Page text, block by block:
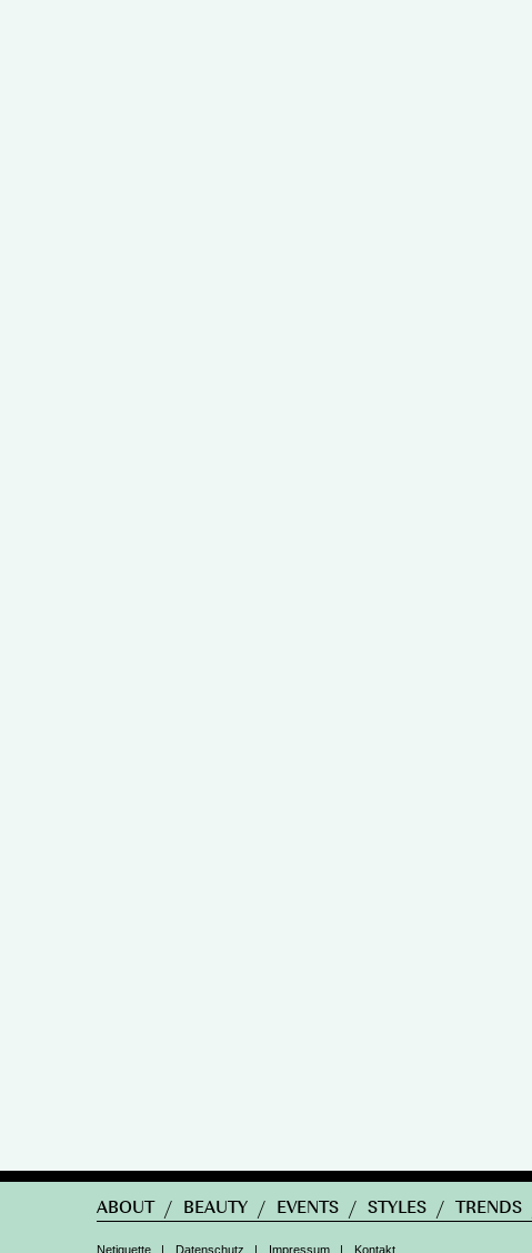
ABOUT / BEAUTY / EVENTS / STYLES / TRENDS
Netiquette | Datenschutz | Impressum | Kontakt